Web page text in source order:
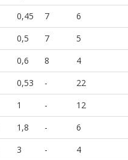
0,45 7 6
0,5 7 5
0,6 8 4
0,53 - 22
1 - 12
1,8 - 6
3 - 4